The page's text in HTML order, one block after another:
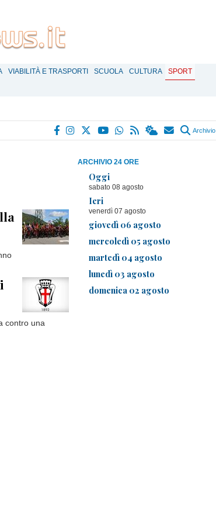
VIABILITÀ E TRASPORTI SCUOLA CULTURA
SPORT
Archivio
ARCHIVIO 24 ORE
Oggi
sabato 08 agosto
Ieri
venerdì 07 agosto
giovedì 06 agosto
mercoledì 05 agosto
martedì 04 agosto
lunedì 03 agosto
domenica 02 agosto
contro una